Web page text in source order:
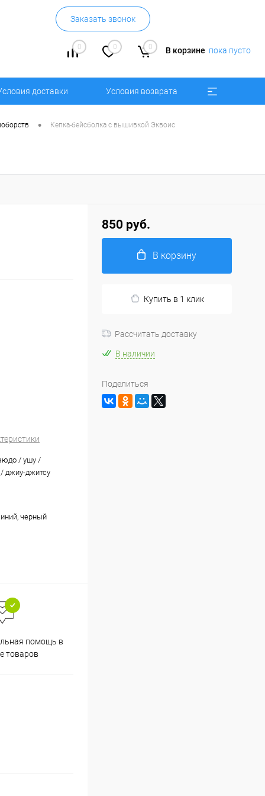
Заказать звонок
0 0 0 В корзине пока пусто
доставки Условия возврата
• Кепка-бейсболка с вышивкой Эквоис
/ ушу /
джиу-джитсу
черный
помощь в
товаров
850 руб.
В корзину
Купить в 1 клик
Рассчитать доставку
В наличии
Поделиться